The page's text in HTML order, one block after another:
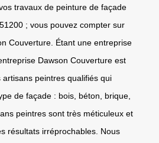
travaux de peinture de façade
; vous pouvez compter sur
Couverture. Étant une entreprise
Dawson Couverture est
peintres qualifiés qui
de façade : bois, béton, brique,
peintres sont très méticuleux et
résultats irréprochables. Nous